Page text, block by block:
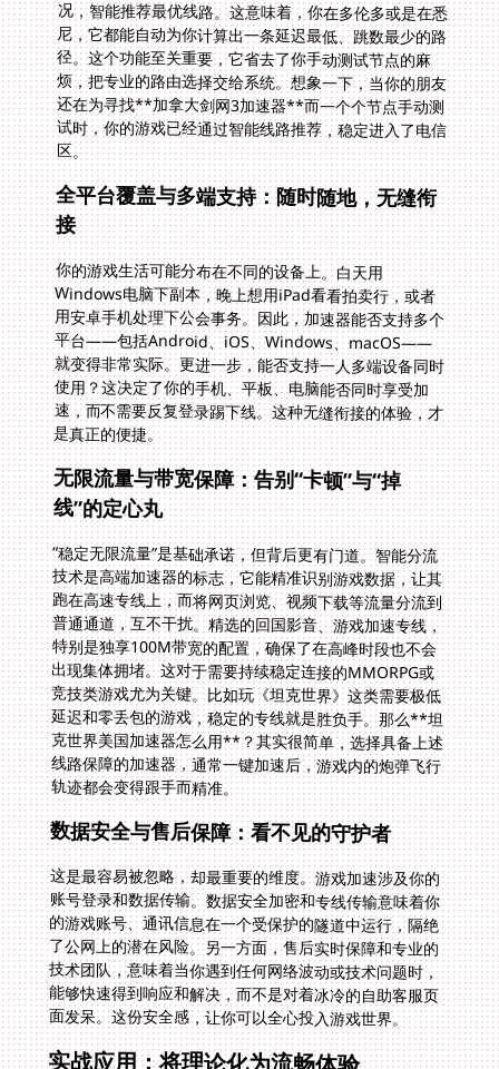
区。
全平台覆盖与多端支持：随时随地，无缝衔
接
你的游戏生活可能分布在不同的设备上。白天用
Windows电脑下副本，晚上想用iPad看看拍卖行，或者
用安卓手机处理下公会事务。因此，加速器能否支持多个
平台——包括Android、iOS、Windows、macOS——
就变得非常实际。更进一步，能否支持一人多端设备同时
使用？这决定了你的手机、平板、电脑能否同时享受加
速，而不需要反复登录踢下线。这种无缝衔接的体验，才
是真正的便捷。
无限流量与带宽保障：告别“卡顿”与“掉
线”的定心丸
“稳定无限流量”是基础承诺，但背后更有门道。智能分流
技术是高端加速器的标志，它能精准识别游戏数据，让其
跑在高速专线上，而将网页浏览、视频下载等流量分流到
普通通道，互不干扰。精选的回国影音、游戏加速专线，
特别是独享100M带宽的配置，确保了在高峰时段也不会
出现集体拥堵。这对于需要持续稳定连接的MMORPG或
竞技类游戏尤为关键。比如玩《坦克世界》这类需要极低
延迟和零丢包的游戏，稳定的专线就是胜负手。那么**坦
克世界美国加速器怎么用**？其实很简单，选择具备上述
线路保障的加速器，通常一键加速后，游戏内的炮弹飞行
轨迹都会变得跟手而精准。
数据安全与售后保障：看不见的守护者
这是最容易被忽略，却最重要的维度。游戏加速涉及你的
账号登录和数据传输。数据安全加密和专线传输意味着你
的游戏账号、通讯信息在一个受保护的隧道中运行，隔绝
了公网上的潜在风险。另一方面，售后实时保障和专业的
技术团队，意味着当你遇到任何网络波动或技术问题时，
能够快速得到响应和解决，而不是对着冰冷的自助客服页
面发呆。这份安全感，让你可以全心投入游戏世界。
实战应用：将理论化为流畅体验